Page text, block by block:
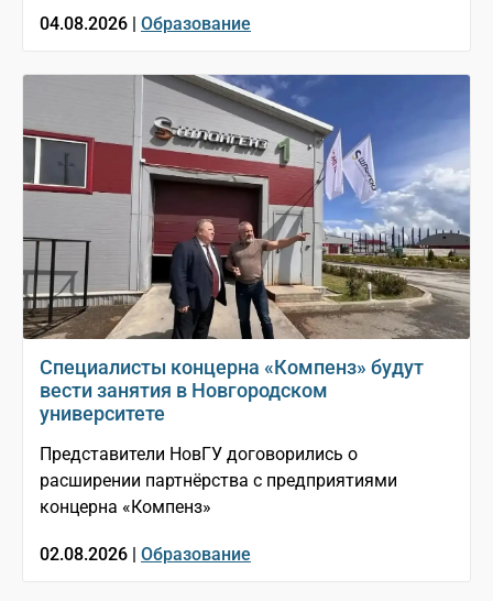
04.08.2026 | Образование
Специалисты концерна «Компенз» будут
вести занятия в Новгородском
университете
Представители НовГУ договорились о
расширении партнёрства с предприятиями
концерна «Компенз»
02.08.2026 | Образование